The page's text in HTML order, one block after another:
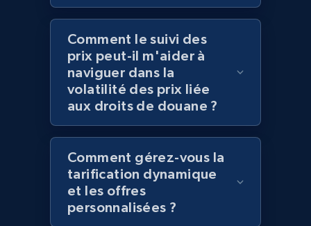
2.1K+ 355+ Commencer
Amazon products global dataset
Title, Seller name, Brand, Description, Initial
price, Currency, Availability, Reviews count, and
more.
Comment le suivi des
prix peut-il m'aider à
naviguer dans la
volatilité des prix liée
aux droits de douane ?
Comment gérez-vous la
tarification dynamique
et les offres
personnalisées ?